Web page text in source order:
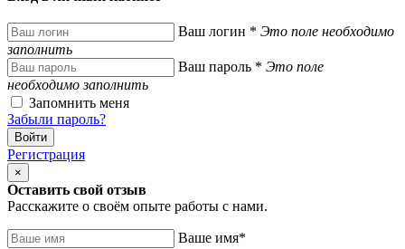
Ваш логин * Это поле необходимо
заполнить
Ваш пароль * Это поле
необходимо заполнить
Запомнить меня
Забыли пароль?
Регистрация
×
Оставить свой отзыв
Расскажите о своём опыте работы с нами.
Ваше имя*